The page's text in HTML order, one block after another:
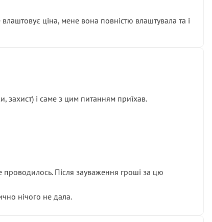
ціна, мене вона повністю влаштувала та і
захист) і саме з цим питанням приїхав.
проводилось. Після зауваження гроші за цю
нічого не дала.